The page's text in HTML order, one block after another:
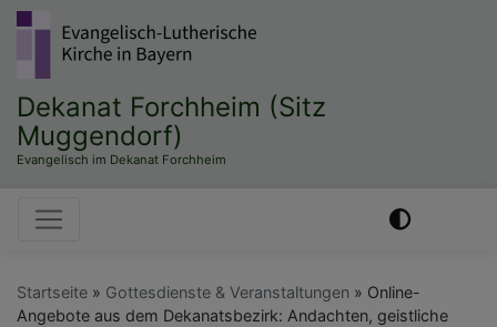
Direkt
Inhalt
Dekanat Forchheim (Sitz
Muggendorf)
Evangelisch im Dekanat Forchheim
Hauptnavigation
Startseite Gottesdienste & Veranstaltungen
Online-
Angebote aus dem Dekanatsbezirk: Andachten, geistliche